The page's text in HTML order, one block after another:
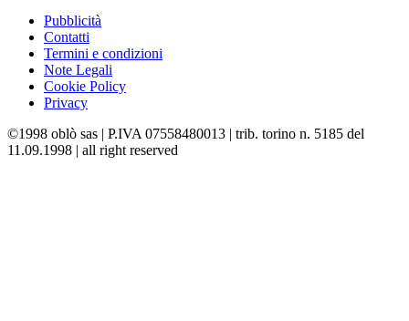
Pubblicità
Contatti
Termini e condizioni
Note Legali
Cookie Policy
Privacy
©1998 oblò sas | P.IVA 07558480013 | trib. torino n. 5185 del
11.09.1998 | all right reserved